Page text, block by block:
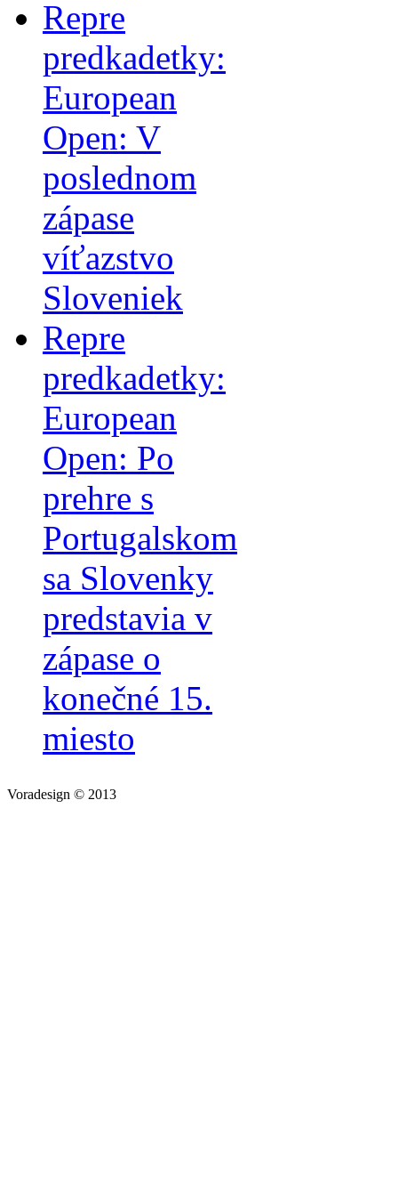
Repre
predkadetky:
European
Open: V
poslednom
zápase
víťazstvo
Sloveniek
Repre
predkadetky:
European
Open: Po
prehre s
Portugalskom
sa Slovenky
predstavia v
zápase o
konečné 15.
miesto
Voradesign © 2013